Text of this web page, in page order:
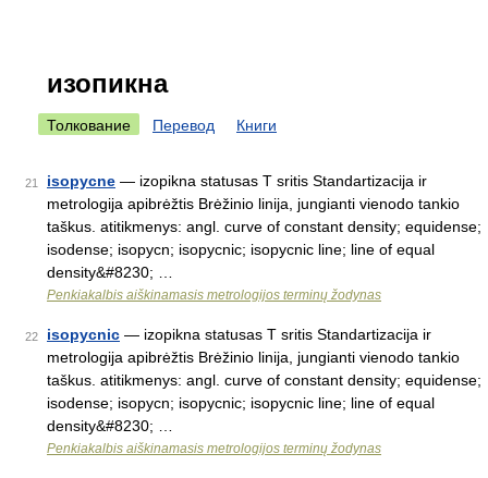
изопикна
Толкование Перевод Книги
21 isopycne — izopikna statusas T sritis Standartizacija ir
metrologija apibrėžtis Brėžinio linija, jungianti vienodo tankio
taškus. atitikmenys: angl. curve of constant density; equidense;
isodense; isopycn; isopycnic; isopycnic line; line of equal
density&#8230; …
Penkiakalbis aiškinamasis metrologijos terminų žodynas
22 isopycnic — izopikna statusas T sritis Standartizacija ir
metrologija apibrėžtis Brėžinio linija, jungianti vienodo tankio
taškus. atitikmenys: angl. curve of constant density; equidense;
isodense; isopycn; isopycnic; isopycnic line; line of equal
density&#8230; …
Penkiakalbis aiškinamasis metrologijos terminų žodynas